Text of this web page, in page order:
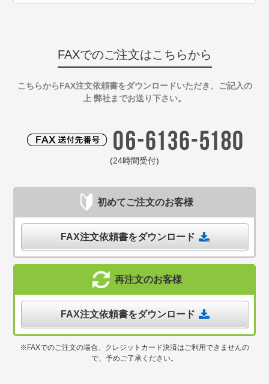
FAXでのご注文はこちらから
こちらからFAX注文依頼書をダウンロードいただき、ご記入の
上 弊社までお送り下さい。
(24時間受付)
初めてご注文のお客様
FAX注文依頼書をダウンロード
再注文のお客様
FAX注文依頼書をダウンロード
※FAXでのご注文の場合、クレジットカード決済はご利用できませんの
で、予めご了承ください。